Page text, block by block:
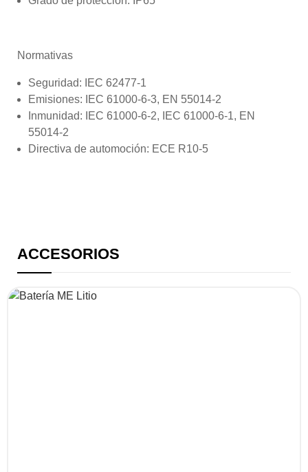
Normativas
Seguridad:
IEC 62477-1
Emisiones:
IEC 61000-6-3, EN 55014-2
Inmunidad:
IEC 61000-6-2, IEC 61000-6-1, EN
55014-2
Directiva de automoción: ECE R10-5
ACCESORIOS